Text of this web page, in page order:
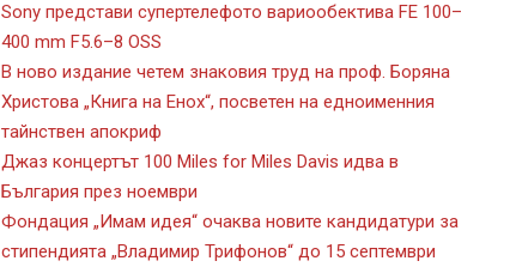
Sony представи супертелефото вариообектива FE 100–
400 mm F5.6–8 OSS
В ново издание четем знаковия труд на проф. Боряна
Христова „Книга на Енох“, посветен на едноименния
тайнствен апокриф
Джаз концертът 100 Miles for Miles Davis идва в
България през ноември
Фондация „Имам идея“ очаква новите кандидатури за
стипендията „Владимир Трифонов“ до 15 септември